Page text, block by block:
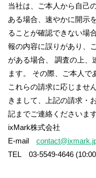
当社は、ご本人から自己
ある場合、速やかに開示
ることが確認できない場
報の内容に誤りがあり、
がある場合、 調査の上、
ます。 その際、ご本人で
これらの請求に応じませ
きまして、上記の請求・
記までご連絡くださいま
ixMark株式会社
E-mail
TEL 03-5549-4646